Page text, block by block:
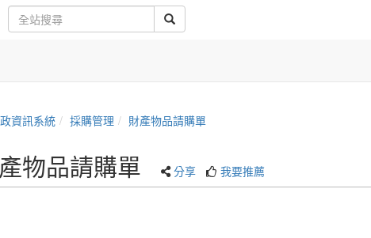
資訊系統 採購管理 財產物品請購單
物品請購單 分享 我要推薦